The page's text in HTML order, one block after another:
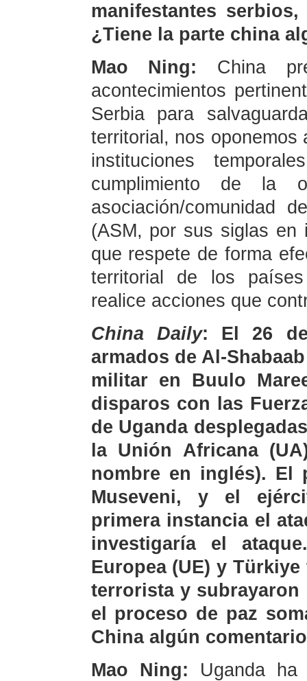
manifestantes
¿Tiene la parte china
Mao Ning: China
acontecimientos
Serbia para
territorial, nos
instituciones
cumplimiento de la
asociación/comunidad
(ASM, por sus siglas en
que respete de forma
territorial de los
realice acciones que
China Daily: El 26 de
armados de Al-
militar en Buulo
disparos con las
de Uganda
la Unión Africana
nombre en inglés). El
Museveni, y el
primera instancia el
investigaría el
Europea (UE) y
terrorista y subrayaron
el proceso de paz
China algún
Mao Ning: Uganda ha